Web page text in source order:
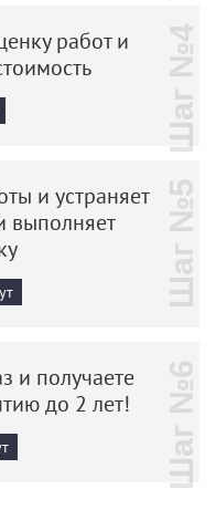
работ и
Шаг №4
и устраняет
выполняет
Шаг №5
и получаете
до 2 лет!
Шаг №6